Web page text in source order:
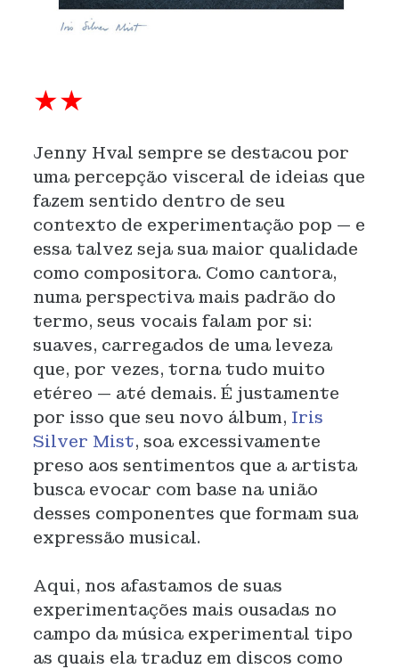
★★
Jenny Hval sempre se destacou por
uma percepção visceral de ideias que
fazem sentido dentro de seu
contexto de experimentação pop — e
essa talvez seja sua maior qualidade
como compositora. Como cantora,
numa perspectiva mais padrão do
termo, seus vocais falam por si:
suaves, carregados de uma leveza
que, por vezes, torna tudo muito
etéreo — até demais. É justamente
por isso que seu novo álbum, Iris
Silver Mist, soa excessivamente
preso aos sentimentos que a artista
busca evocar com base na união
desses componentes que formam sua
expressão musical.
Aqui, nos afastamos de suas
experimentações mais ousadas no
campo da música experimental tipo
as quais ela traduz em discos como